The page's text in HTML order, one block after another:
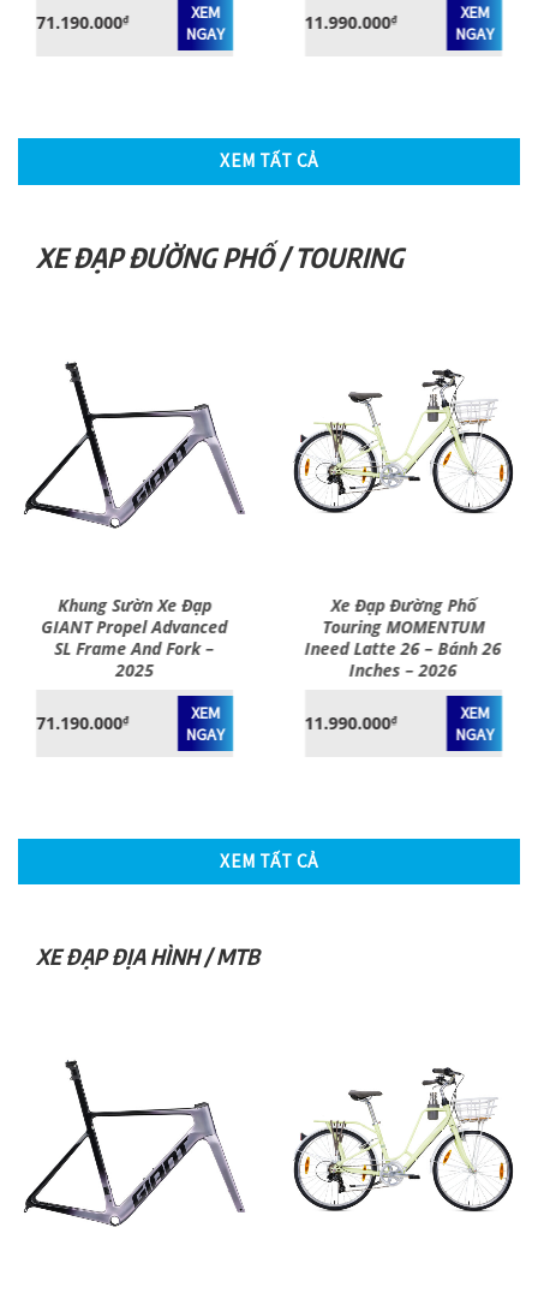
XEM
NGAY
11.990.000
XEM
NGAY
289.000.000
XEM TẤT CẢ
XE ĐẠP ĐƯỜNG PHỐ / TOURING
Khung Sườn Xe Đạp
GIANT Propel Advanced
SL Frame And Fork –
2025
71.190.000₫
NGAY
Xe Đạp Đường Phố
Touring MOMENTUM
Ineed Latte 26 – Bánh 26
Inches – 2026
11.990.000₫
NGAY
XEM TẤT CẢ
XE ĐẠP ĐỊA HÌNH / MTB